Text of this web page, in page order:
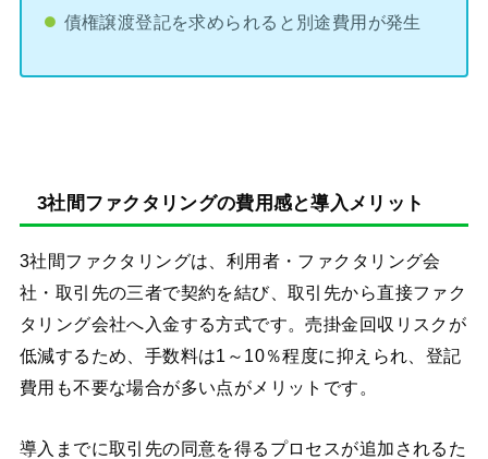
債権譲渡登記を求められると別途費用が発生
3社間ファクタリングの費用感と導入メリット
3社間ファクタリングは、利用者・ファクタリング会
社・取引先の三者で契約を結び、取引先から直接ファク
タリング会社へ入金する方式です。売掛金回収リスクが
低減するため、手数料は1～10％程度に抑えられ、登記
費用も不要な場合が多い点がメリットです。
導入までに取引先の同意を得るプロセスが追加されるた